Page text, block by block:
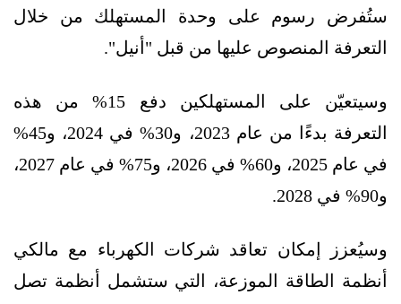
ستُفرض رسوم على وحدة المستهلك من خلال
التعرفة المنصوص عليها من قبل "أنيل".
وسيتعيّن على المستهلكين دفع 15% من هذه
التعرفة بدءًا من عام 2023، و30% في 2024، و45%
في عام 2025، و60% في 2026، و75% في عام 2027،
و90% في 2028.
وسيُعزز إمكان تعاقد شركات الكهرباء مع مالكي
أنظمة الطاقة الموزعة، التي ستشمل أنظمة تصل